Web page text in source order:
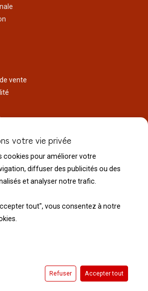
vente
votre vie privée
cookies pour améliorer votre
diffuser des publicités ou des
et analyser notre trafic.
tout", vous consentez à notre
Refuser Accepter tout